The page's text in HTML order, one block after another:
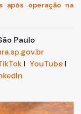
após operação na
Paulo
I YouTubeI